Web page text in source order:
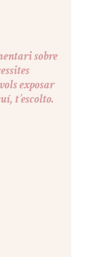
sobre
exposar
t’escolto.